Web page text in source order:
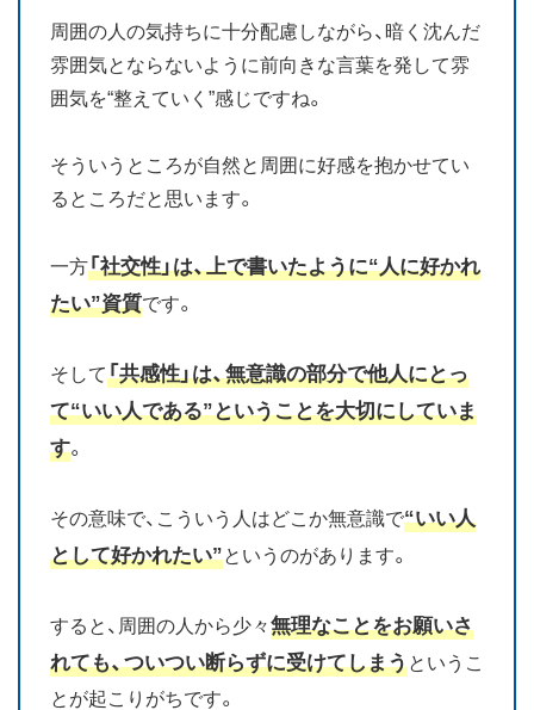
周囲の人の気持ちに十分配慮しながら、暗く沈んだ
雰囲気とならないように前向きな言葉を発して雰
囲気を“整えていく”感じですね。
そういうところが自然と周囲に好感を抱かせてい
るところだと思います。
一方「社交性」は、上で書いたように“人に好かれ
たい”資質です。
そして「共感性」は、無意識の部分で他人にとっ
て“いい人である”ということを大切にしていま
す。
その意味で、こういう人はどこか無意識で“いい人
として好かれたい”というのがあります。
すると、周囲の人から少々無理なことをお願いさ
れても、ついつい断らずに受けてしまうというこ
とが起こりがちです。